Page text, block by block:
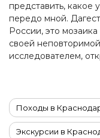
представить, какое
передо мной.
России, это
своей
исследователем,
Походы в
Экскурсии в